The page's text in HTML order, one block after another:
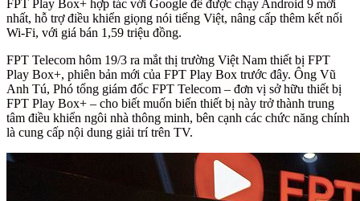
FPT Play Box+ hợp tác với Google để được chạy Android 9 mới
nhất, hỗ trợ điều khiển giọng nói tiếng Việt, nâng cấp thêm kết nối
Wi-Fi, với giá bán 1,59 triệu đồng.
FPT Telecom hôm 19/3 ra mắt thị trường Việt Nam thiết bị FPT
Play Box+, phiên bản mới của FPT Play Box trước đây. Ông Vũ
Anh Tú, Phó tổng giám đốc FPT Telecom – đơn vị sở hữu thiết bị
FPT Play Box+ – cho biết muốn biến thiết bị này trở thành trung
tâm điều khiển ngôi nhà thông minh, bên cạnh các chức năng chính
là cung cấp nội dung giải trí trên TV.